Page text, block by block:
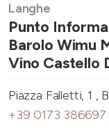
Langhe
Punto
Barolo Wimu
Vino Castello
Piazza Falletti, 1 ,
+39 0173 386697